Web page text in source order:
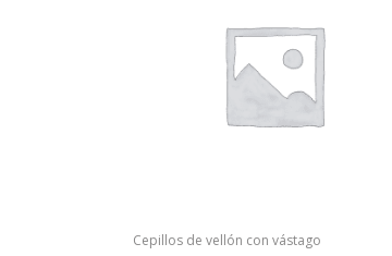
Cepillos de vellón con vástago